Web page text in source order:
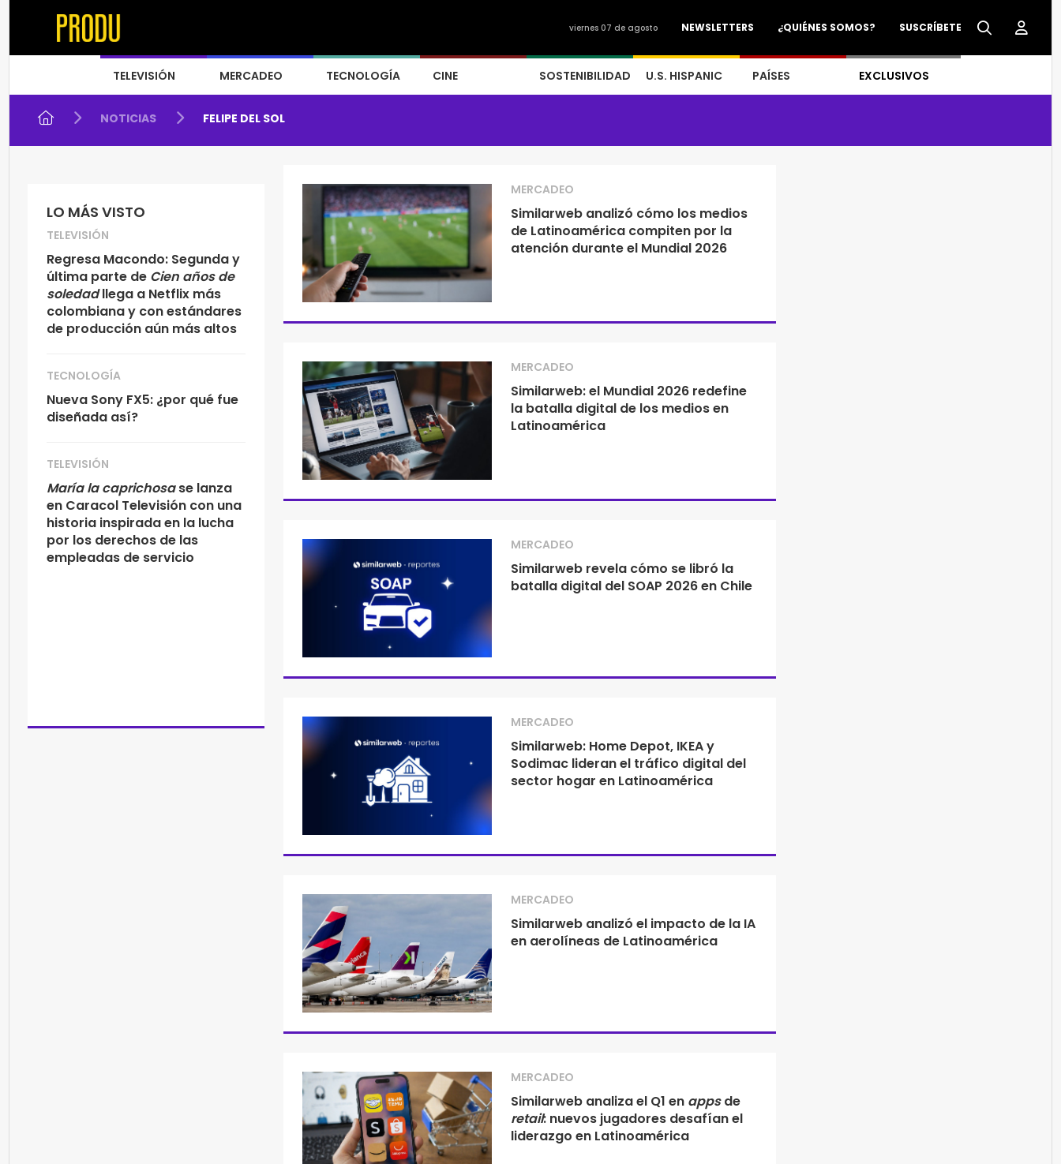
SUSCRÍBETE
¿QUIÉNES SOMOS?
NEWSLETTERS
viernes 07 de agosto
TELEVISIÓN MERCADEO TECNOLOGÍA CINE SOSTENIBILIDAD U.S. HISPANIC PAÍSES EXCLUSIVOS
NOTICIAS FELIPE DEL SOL
LO MÁS VISTO
TELEVISIÓN
Regresa Macondo: Segunda y
última parte de Cien años de
soledadllega a Netflix más
colombiana y con estándares
de producción aún más altos
TECNOLOGÍA
Nueva Sony FX5: ¿por qué fue
diseñada así?
TELEVISIÓN
María la caprichosase lanza
en Caracol Televisión con una
historia inspirada en la lucha
por los derechos de las
empleadas de servicio
MERCADEO
Similarweb analizó cómo los medios
de Latinoamérica compiten por la
atención durante el Mundial 2026
MERCADEO
Similarweb: el Mundial 2026 redefine
la batalla digital de los medios en
Latinoamérica
MERCADEO
Similarweb revela cómo se libró la
batalla digital del SOAP 2026 en Chile
MERCADEO
Similarweb: Home Depot, IKEA y
Sodimac lideran el tráfico digital del
sector hogar en Latinoamérica
MERCADEO
Similarweb analizó el impacto de la IA
en aerolíneas de Latinoamérica
MERCADEO
Similarweb analiza el Q1 en appsde
retail: nuevos jugadores desafían el
liderazgo en Latinoamérica